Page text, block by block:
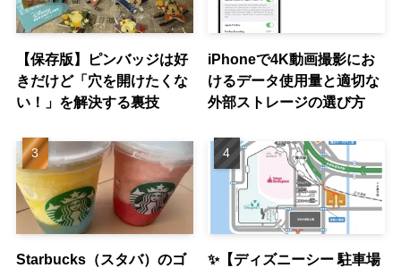
【保存版】ピンバッジは好
きだけど「穴を開けたくな
い！」を解決する裏技
iPhoneで4K動画撮影にお
けるデータ使用量と適切な
外部ストレージの選び方
Starbucks（スタバ）のゴ
✨【ディズニーシー 駐車場